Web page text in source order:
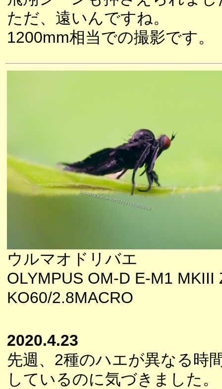
ただ、遠いんですね。
1200mm相当での撮影です。
ウルマオドリバエ
OLYMPUS OM-D E-M1 MKIII
KO60/2.8MACRO
2020.4.23
先週、2種のハエが異なる時
しているのに気づきました。